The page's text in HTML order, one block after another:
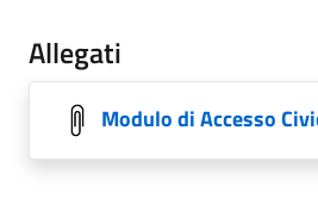
Allegati
Modulo di Accesso